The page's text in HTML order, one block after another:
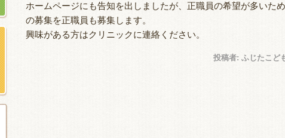
ホームページにも告知を出しましたが、正職員の希望が多いた
の募集を正職員も募集します。
興味がある方はクリニックに連絡ください。
投稿者: ふじたこど